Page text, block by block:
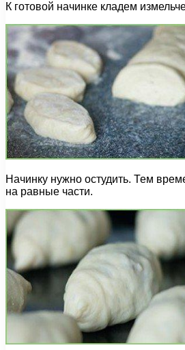
К готовой начинке кладем
Начинку нужно остудить. Тем
на равные части.